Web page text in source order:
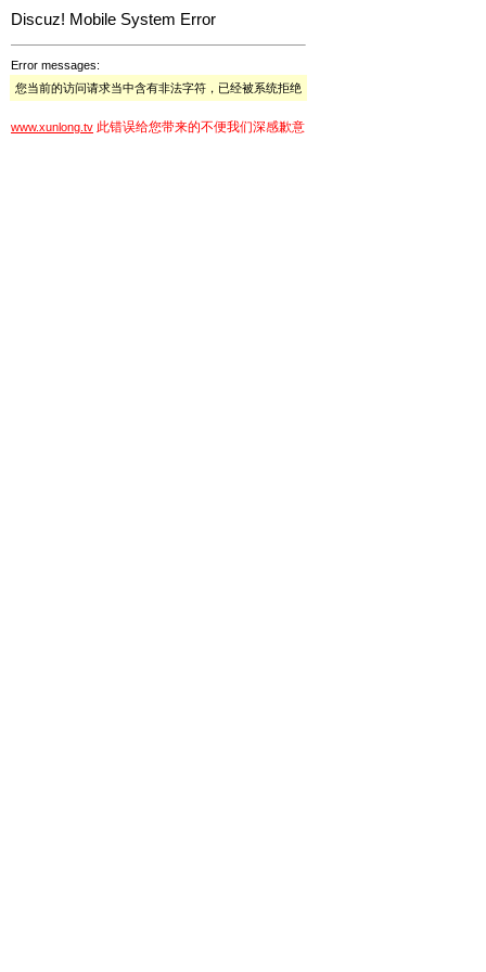
Discuz! Mobile System Error
Error messages:
您当前的访问请求当中含有非法字符，已经被系统拒绝
www.xunlong.tv 此错误给您带来的不便我们深感歉意